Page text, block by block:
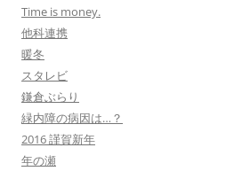
Time is money.
他科連携
暖冬
スタレビ
鎌倉ぶらり
緑内障の病因は…？
2016 謹賀新年
年の瀬